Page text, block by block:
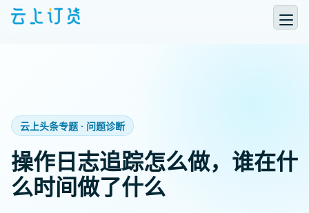
云上头条专题 · 问题诊断
操作日志追踪怎么做，谁在什
么时间做了什么